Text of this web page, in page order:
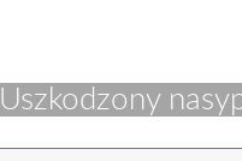
Uszkodzony